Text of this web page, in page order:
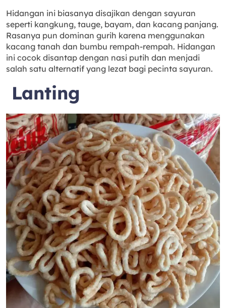
Hidangan ini biasanya disajikan dengan sayuran
seperti kangkung, tauge, bayam, dan kacang panjang.
Rasanya pun dominan gurih karena menggunakan
kacang tanah dan bumbu rempah-rempah. Hidangan
ini cocok disantap dengan nasi putih dan menjadi
salah satu alternatif yang lezat bagi pecinta sayuran.
Lanting